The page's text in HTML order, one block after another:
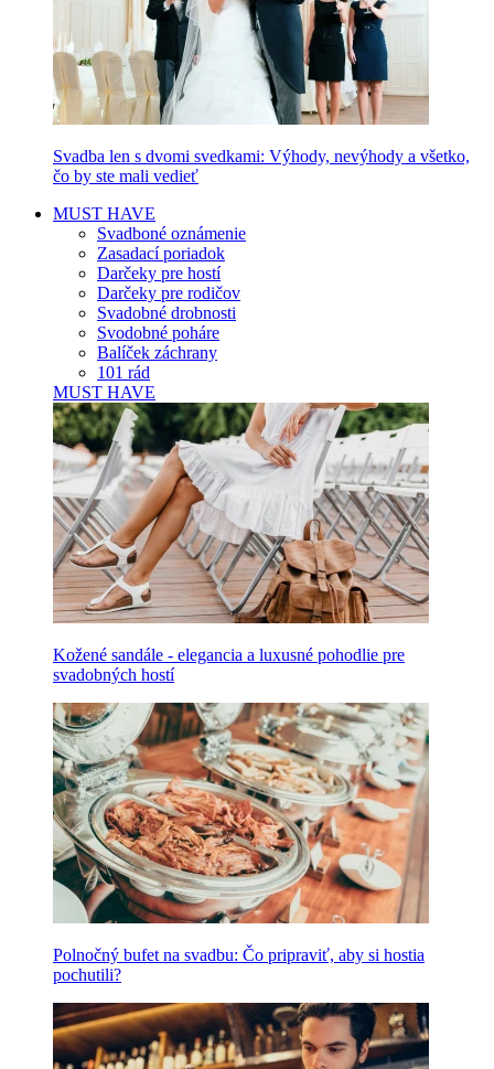
Svadba len s dvomi svedkami: Výhody, nevýhody a všetko,
čo by ste mali vedieť
MUST HAVE
Svadboné oznámenie
Zasadací poriadok
Darčeky pre hostí
Darčeky pre rodičov
Svadobné drobnosti
Svodobné poháre
Balíček záchrany
101 rád
MUST HAVE
Kožené sandále - elegancia a luxusné pohodlie pre
svadobných hostí
Polnočný bufet na svadbu: Čo pripraviť, aby si hostia
pochutili?